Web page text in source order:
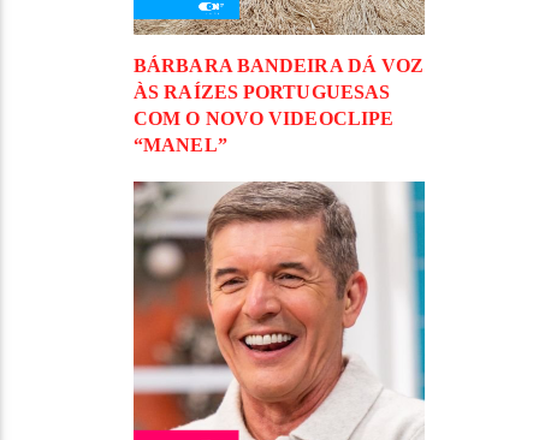
BÁRBARA BANDEIRA DÁ VOZ
ÀS RAÍZES PORTUGUESAS
COM O NOVO VIDEOCLIPE
“MANEL”